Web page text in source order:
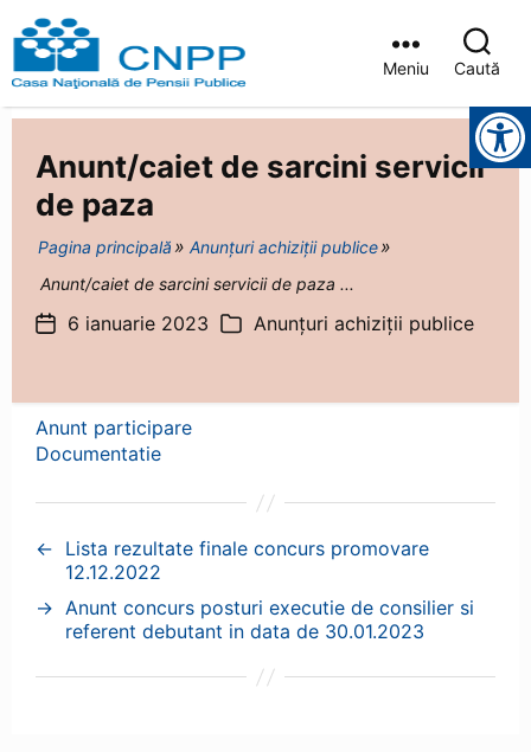
Județeană
Pensii
Brașov
Meniu Caută
Instrumente pentru accesibilitate
Anunt/caiet de sarcini servicii
de paza
Pagina principală
Anunțuri achiziții publice
Anunt/caiet de sarcini servicii de paza ...
Dată6 ianuarie 2023 Categorii
Anunțuri achiziții publice
Anunt participare
Documentatie
← Lista rezultate finale concurs promovare
12.12.2022
→ Anunt concurs posturi executie de consilier si
referent debutant in data de 30.01.2023